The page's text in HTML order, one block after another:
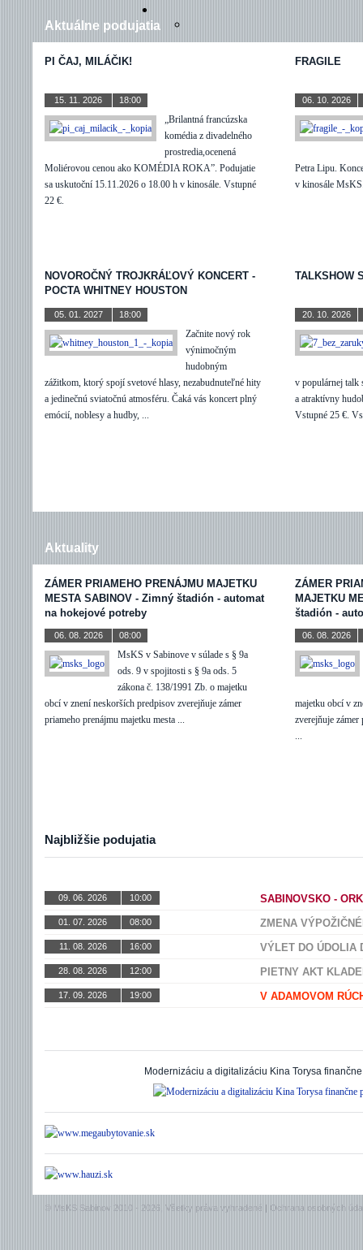
Aktuálne podujatia
PI ČAJ, MILÁČIK!
15. 11. 2026 18:00
„Brilantná francúzska
komédia z divadelného
prostredia,ocenená
Moliérovou cenou ako KOMÉDIA ROKA”. Podujatie
sa uskutoční 15.11.2026 o 18.00 h v kinosále. Vstupné
22 €.
FRAGILE
06. 10. 2026
Petra Lipu.
v kinosále
NOVOROČNÝ TROJKRÁĽOVÝ KONCERT -
POCTA WHITNEY HOUSTON
05. 01. 2027 18:00
Začnite nový rok
výnimočným
hudobným
zážitkom, ktorý spojí svetové hlasy, nezabudnuteľné hity
a jedinečnú sviatočnú atmosféru. Čaká vás koncert plný
emócií, noblesy a hudby, ...
TALKSHOW
20. 10. 2026
v populárnej talk
a atraktívny
Vstupné 25 €.
Aktuality
ZÁMER PRIAMEHO PRENÁJMU MAJETKU
MESTA SABINOV - Zimný štadión - automat
na hokejové potreby
06. 08. 2026 08:00
MsKS v Sabinove v súlade s § 9a
ods. 9 v spojitosti s § 9a ods. 5
zákona č. 138/1991 Zb. o majetku
obcí v znení neskorších predpisov zverejňuje zámer
priameho prenájmu majetku mesta ...
ZÁMER
MAJETKU
štadión -
06. 08. 2026
majetku obcí v
zverejňuje zámer
...
Najbližšie podujatia
09. 06. 2026 10:00 SABINOVSKO -
01. 07. 2026 08:00 ZMENA
11. 08. 2026 16:00 VÝLET DO ÚDOLIA
28. 08. 2026 12:00 PIETNY AKT
17. 09. 2026 19:00 V ADAMOVOM
Modernizáciu a digitalizáciu Kina Torysa
© MsKS Sabinov 2010 - 2026, Všetky práva vyhradené | Ochrana osobných